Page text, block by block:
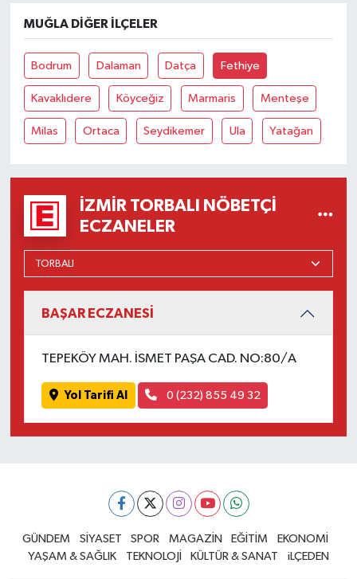
MUĞLA DIĞER İLÇELER
Bodrum Dalaman Datça Fethiye
Kavaklıdere Köyceğiz Marmaris Menteşe
Milas Ortaca Seydikemer Ula Yatağan
İZMIR TORBALI NÖBETÇI
ECZANELER
BAŞAR ECZANESİ
TEPEKÖY MAH. İSMET PAŞA CAD. NO:80/A
Yol Tarifi Al 0 (232) 855 49 32
GÜNDEM SİYASET SPOR MAGAZİN EĞİTİM
EKONOMİ
YAŞAM & SAĞLIK
TEKNOLOJİ KÜLTÜR & SANAT iLÇEDEN